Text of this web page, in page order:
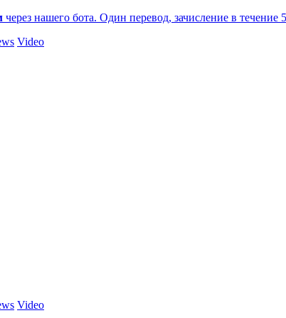
через нашего бота. Один перевод, зачисление в течение
Video
Video